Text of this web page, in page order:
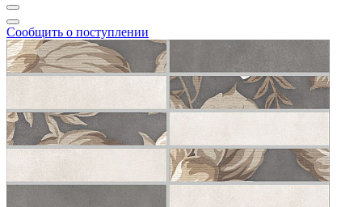
Сообщить о поступлении